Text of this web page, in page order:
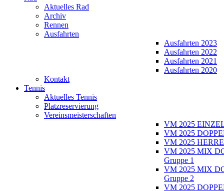
Aktuelles Rad
Archiv
Rennen
Ausfahrten
Ausfahrten 2023
Ausfahrten 2022
Ausfahrten 2021
Ausfahrten 2020
Kontakt
Tennis
Aktuelles Tennis
Platzreservierung
Vereinsmeisterschaften
VM 2025
VM 2025
VM 2025
VM 2025 MIX
Gruppe 1
VM 2025 MIX
Gruppe 2
VM 2025